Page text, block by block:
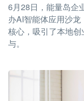
6月28日，能量岛企
办AI智能体应用沙
核心，吸引了本地
与。